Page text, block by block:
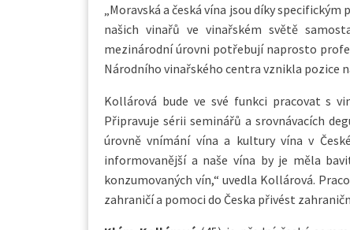
„Moravská a česká vína jsou díky
našich vinařů ve vinařském světě
mezinárodní úrovni potřebují naprosto
Národního vinařského centra vznikla pozice
Kollárová bude ve své funkci pracovat s
Připravuje sérii seminářů a srovnávacích
úrovně vnímání vína a kultury vína v
informovanější a naše vína by je měla
konzumovaných vín,“ uvedla Kollárová.
zahraničí a pomoci do Česka přivést